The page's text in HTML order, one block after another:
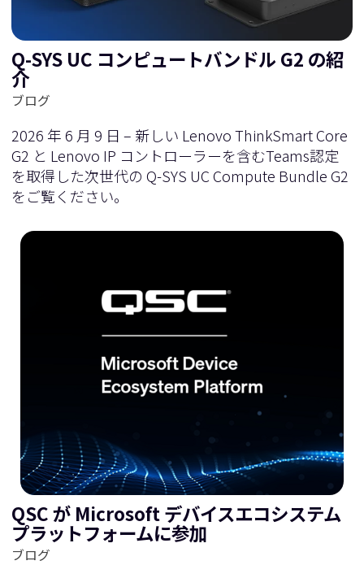
Q-SYS UC コンピュートバンドル G2 の紹
介
ブログ
2026 年 6 月 9 日 – 新しい Lenovo ThinkSmart Core
G2 と Lenovo IP コントローラーを含むTeams認定
を取得した次世代の Q-SYS UC Compute Bundle G2
をご覧ください。
QSC が Microsoft デバイスエコシステム
プラットフォームに参加
ブログ